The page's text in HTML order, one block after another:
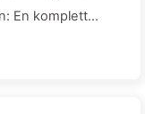
En komplett